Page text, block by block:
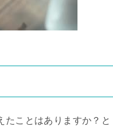
たことはありますか？と